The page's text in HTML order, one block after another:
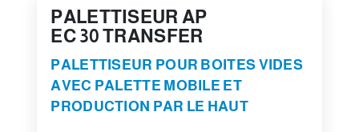
PALETTISEUR AP
EC 30 TRANSFER
PALETTISEUR POUR BOITES VIDES
AVEC PALETTE MOBILE ET
PRODUCTION PAR LE HAUT